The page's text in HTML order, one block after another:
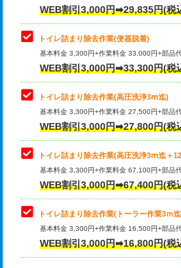
WEB割引3,000円➡29,835円(税
トイレ詰まり除去作業(便器脱着)
基本料金 3,300円+作業料金 33,000円+部品
WEB割引3,000円➡33,300円(税
トイレ詰まり除去作業(高圧洗浄3ⅿ迄)
基本料金 3,300円+作業料金 27,500円+部品
WEB割引3,000円➡27,800円(税
トイレ詰まり除去作業(高圧洗浄3ⅿ迄＋
基本料金 3,300円+作業料金 67,100円+部品
WEB割引3,000円➡67,400円(税
トイレ詰まり除去作業(トーラー作業3ｍ
基本料金 3,300円+作業料金 16,500円+部品
WEB割引3,000円➡16,800円(税